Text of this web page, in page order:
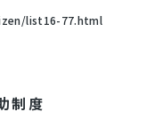
list16-77.html
制度